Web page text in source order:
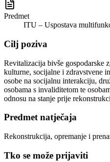
Predmet
ITU – Uspostava
Cilj poziva
Revitalizacija bivše gospodarske
kulturne, socijalne i zdravstvene
osobe na socijalnu interakciju,
osobama s invaliditetom te
odnosu na stanje prije
Predmet natječaja
Rekonstrukcija, opremanje i
Tko se može prijaviti